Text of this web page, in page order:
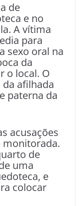
de
e no
A vítima
para
sexo oral na
da
o local. O
afilhada
paterna da
acusações
monitorada.
de
uma
e
colocar